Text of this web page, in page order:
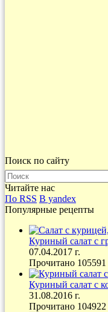
Поиск по сайту
Читайте нас
По RSS В yandex
Популярные рецепты
Куриный салат с
07.04.2017 г.
Прочитано 105591
Куриный салат с
31.08.2016 г.
Прочитано 104922